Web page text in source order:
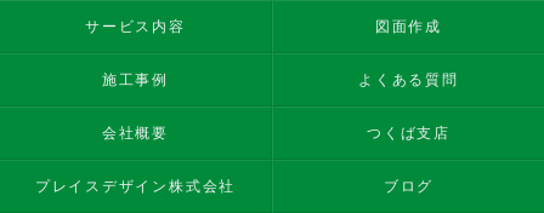
サービス内容 図面作成
施工事例 よくある質問
会社概要 つくば支店
プレイスデザイン株式会社 ブログ